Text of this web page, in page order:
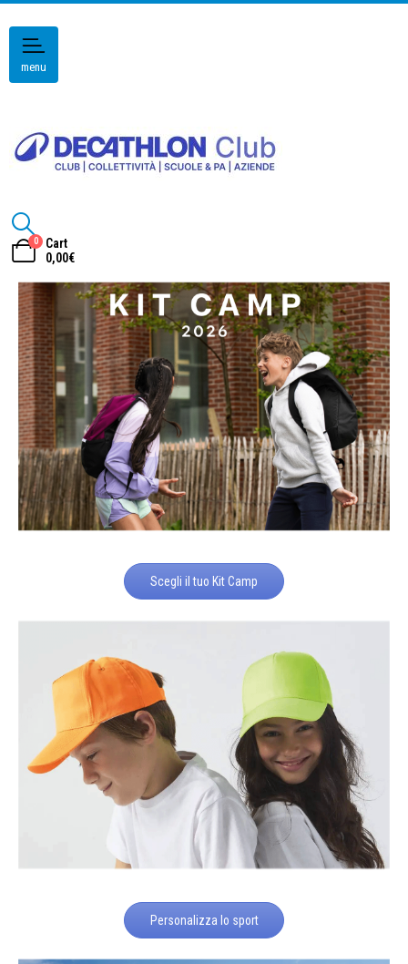
menu
0
Cart
0,00€
Scegli il tuo Kit Camp
Personalizza lo sport